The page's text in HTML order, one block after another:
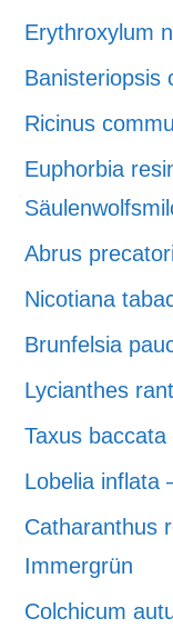
Erythroxylum
Banisteriopsis
Ricinus
Euphorbia
Abrus
Nicotiana
Brunfelsia
Lycianthes
Taxus baccata
Lobelia inflata
Catharanthus
Immergrün
Colchicum